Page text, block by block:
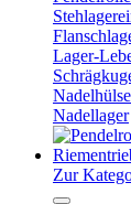
Lager-
Nadellager
Zur